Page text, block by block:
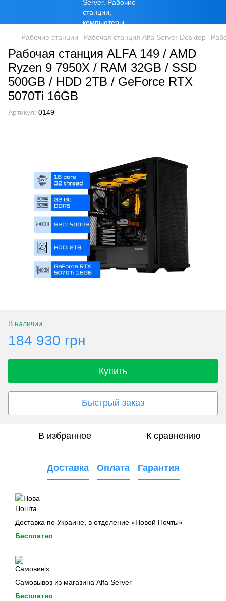
Рабочие станции Рабочая станция Alfa Server Desktop
Рабочая станция ALFA 149 / AMD
Ryzen 9 7950X / RAM 32GB / SSD
500GB / HDD 2TB / GeForce RTX
5070Ti 16GB
Артикул: 0149
В наличии
184 930 грн
Купить
Быстрый заказ
В избранное К сравнению
Доставка Оплата Гарантия
Доставка по Украине, в отделение «Новой Почты»
Бесплатно
Самовывоз из магазина Alfa Server
Бесплатно